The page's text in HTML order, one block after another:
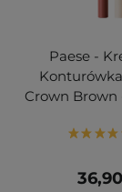
Paese -
Crown Brown